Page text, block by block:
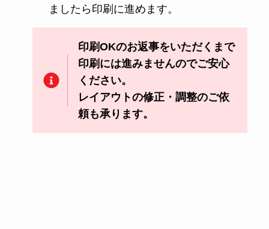
ましたら印刷に進めます。
印刷OKのお返事をいただくまで
印刷には進みませんのでご安心
ください。
レイアウトの修正・調整のご依
頼も承ります。